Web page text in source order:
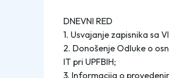
DNEVNI RED
1. Usvajanje zapisnika sa
2. Donošenje Odluke o
IT pri UPFBIH;
3. Informacija o